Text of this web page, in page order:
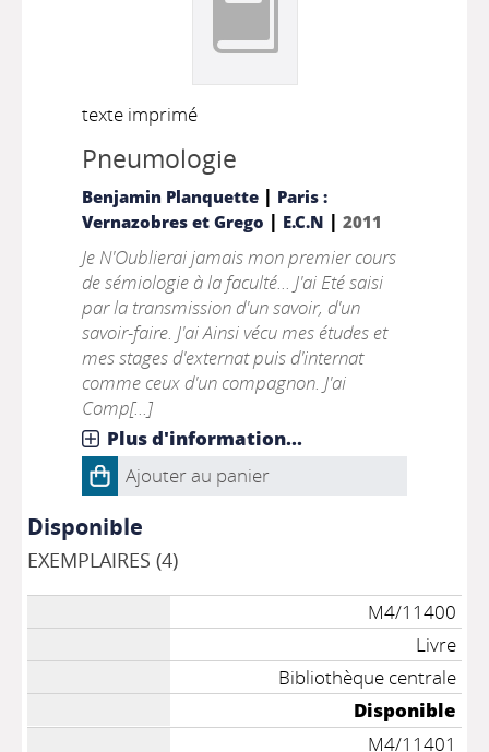
texte imprimé
Pneumologie
Benjamin Planquette | Paris :
Vernazobres et Grego | E.C.N | 2011
Je N'Oublierai jamais mon premier cours
de sémiologie à la faculté... J'ai Eté saisi
par la transmission d'un savoir, d'un
savoir-faire. J'ai Ainsi vécu mes études et
mes stages d'externat puis d'internat
comme ceux d'un compagnon. J'ai
Comp[...]
Plus d'information...
Ajouter au panier
Disponible
EXEMPLAIRES (4)
M4/11400
Livre
Bibliothèque centrale
Disponible
M4/11401